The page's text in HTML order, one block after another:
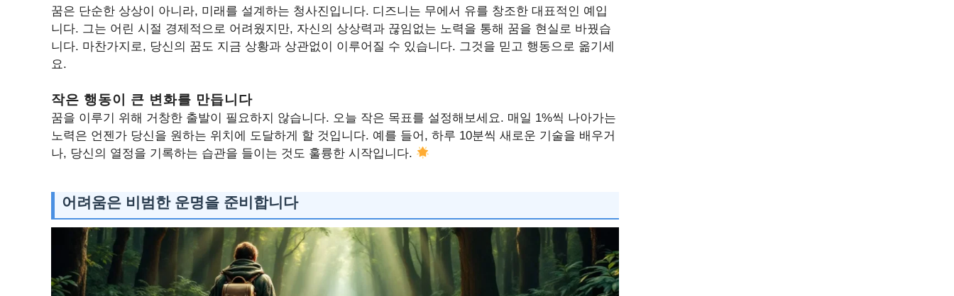
꿈은 단순한 상상이 아니라, 미래를 설계하는 청사진입니다. 디즈니는 무에서 유를 창조한 대표적인 예입
니다. 그는 어린 시절 경제적으로 어려웠지만, 자신의 상상력과 끊임없는 노력을 통해 꿈을 현실로 바꿨습
니다. 마찬가지로, 당신의 꿈도 지금 상황과 상관없이 이루어질 수 있습니다. 그것을 믿고 행동으로 옮기세
요.
작은 행동이 큰 변화를 만듭니다
꿈을 이루기 위해 거창한 출발이 필요하지 않습니다. 오늘 작은 목표를 설정해보세요. 매일 1%씩 나아가는
노력은 언젠가 당신을 원하는 위치에 도달하게 할 것입니다. 예를 들어, 하루 10분씩 새로운 기술을 배우거
나, 당신의 열정을 기록하는 습관을 들이는 것도 훌륭한 시작입니다.
어려움은 비범한 운명을 준비합니다